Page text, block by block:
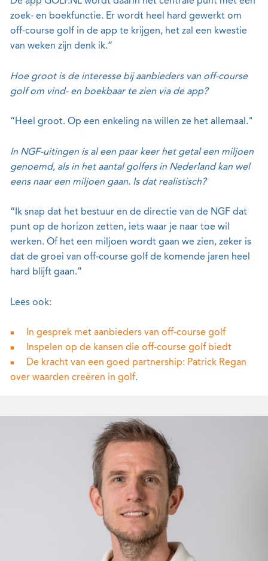
zoek- en boekfunctie. Er wordt heel hard gewerkt om
off-course golf in de app te krijgen, het zal een kwestie
van weken zijn denk ik.”
Hoe groot is de interesse bij aanbieders van off-course
golf om vind- en boekbaar te zien via de app?
“Heel groot. Op een enkeling na willen ze het allemaal."
In NGF-uitingen is al een paar keer het getal een miljoen
genoemd, als in het aantal golfers in Nederland kan wel
eens naar een miljoen gaan. Is dat realistisch?
“Ik snap dat het bestuur en de directie van de NGF dat
punt op de horizon zetten, iets waar je naar toe wil
werken. Of het een miljoen wordt gaan we zien, zeker is
dat de groei van off-course golf de komende jaren heel
hard blijft gaan.”
Lees ook:
In gesprek met aanbieders van off-course golf
Inspelen op de kansen die off-course golf biedt
De kracht van een goed partnership: Patrick Regan
over waarden creëren in golf.